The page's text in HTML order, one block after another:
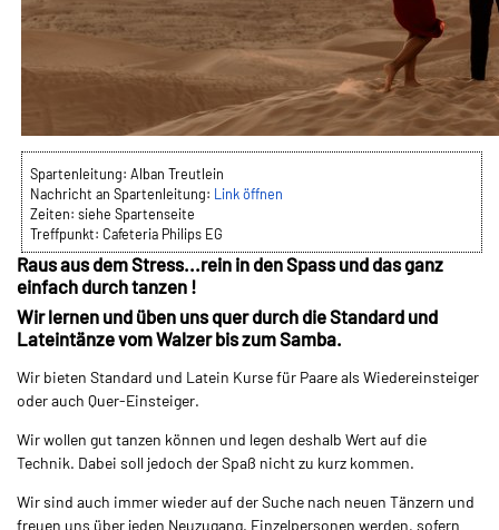
Spartenleitung:Alban Treutlein
Nachricht an Spartenleitung: Link öffnen
Zeiten:siehe Spartenseite
Treffpunkt:Cafeteria Philips EG
Raus aus dem Stress...rein in den Spass und das ganz
einfach durch tanzen !
Wir lernen und üben uns quer durch die Standard und
Lateintänze vom Walzer bis zum Samba.
Wir bieten Standard und Latein Kurse für Paare als Wiedereinsteiger
oder auch Quer-Einsteiger.
Wir wollen gut tanzen können und legen deshalb Wert auf die
Technik. Dabei soll jedoch der Spaß nicht zu kurz kommen.
Wir sind auch immer wieder auf der Suche nach neuen Tänzern und
freuen uns über jeden Neuzugang. Einzelpersonen werden, sofern